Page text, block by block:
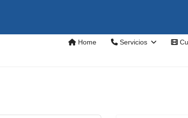
Home Servicios